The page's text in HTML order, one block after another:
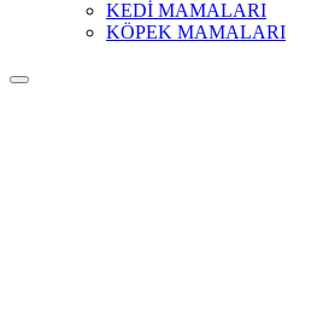
KEDİ MAMALARI
KÖPEK MAMALARI